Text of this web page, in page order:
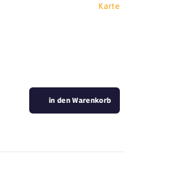
Karte
in den Warenkorb